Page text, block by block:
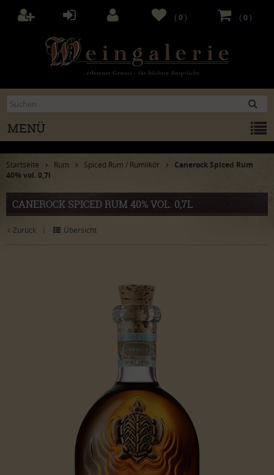
(0 )
(0 )
MENÜ
Startseite Rum Spiced Rum / Rumlikör
Canerock Spiced Rum
40% vol. 0,7l
CANEROCK SPICED RUM 40% VOL. 0,7L
Zurück | Übersicht